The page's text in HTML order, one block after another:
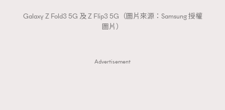
Galaxy Z Fold3 5G 及 Z Flip3 5G（圖片來源：Samsung 授權
圖片）
Advertisement